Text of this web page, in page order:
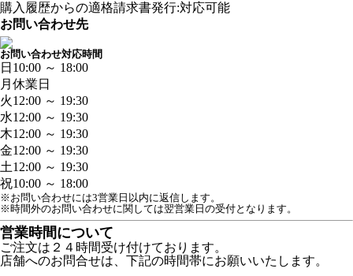
購入履歴からの適格請求書発行:対応可能
お問い合わせ先
お問い合わせ対応時間
日 10:00 ～ 18:00
月 休業日
火12:00 ～ 19:30
水12:00 ～ 19:30
木12:00 ～ 19:30
金12:00 ～ 19:30
土12:00 ～ 19:30
祝10:00 ～ 18:00
※お問い合わせには3営業日以内に返信します。
※時間外のお問い合わせに関しては翌営業日の受付となります。
営業時間について
ご注文は２４時間受け付けております。
店舗へのお問合せは、下記の時間帯にお願いいたします。